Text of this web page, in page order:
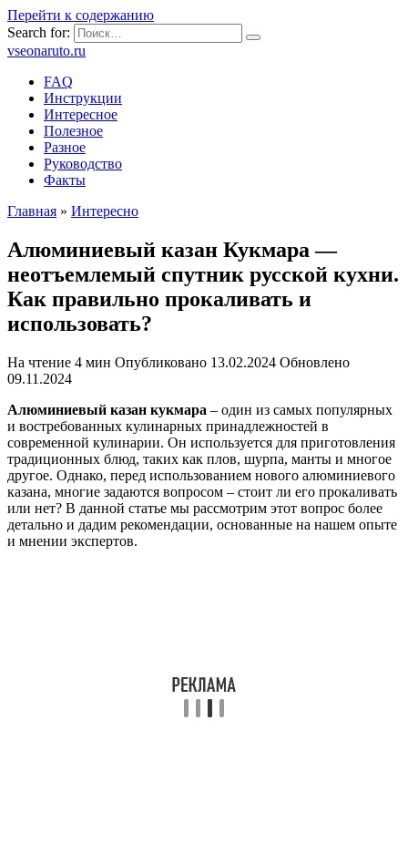
Перейти к содержанию
Search for:
vseonaruto.ru
FAQ
Инструкции
Интересное
Полезное
Разное
Руководство
Факты
Главная » Интересно
Алюминиевый казан Кукмара —
неотъемлемый спутник русской кухни.
Как правильно прокаливать и
использовать?
На чтение 4 мин Опубликовано 13.02.2024 Обновлено
09.11.2024
Алюминиевый казан кукмара – один из самых популярных
и востребованных кулинарных принадлежностей в
современной кулинарии. Он используется для приготовления
традиционных блюд, таких как плов, шурпа, манты и многое
другое. Однако, перед использованием нового алюминиевого
казана, многие задаются вопросом – стоит ли его прокаливать
или нет? В данной статье мы рассмотрим этот вопрос более
детально и дадим рекомендации, основанные на нашем опыте
и мнении экспертов.